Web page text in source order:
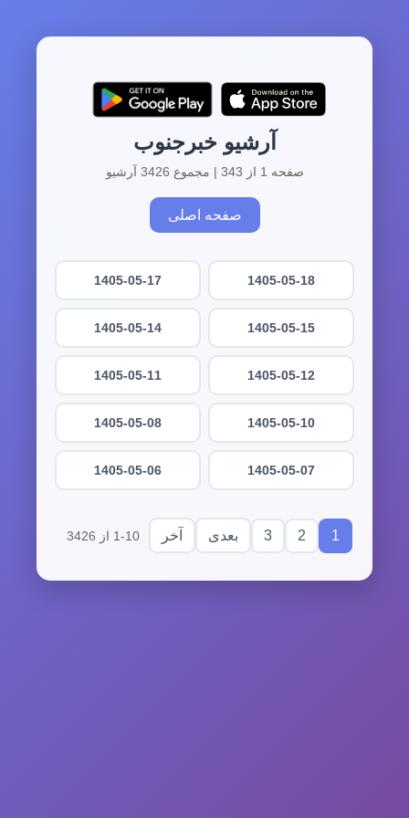
آرشیو خبرجنوب
صفحه 1 از 343 | مجموع 3426 آرشیو
صفحه اصلی
1405-05-18
1405-05-17
1405-05-15
1405-05-14
1405-05-12
1405-05-11
1405-05-10
1405-05-08
1405-05-07
1405-05-06
1
2
3 بعدی آخر 1-10 از 3426